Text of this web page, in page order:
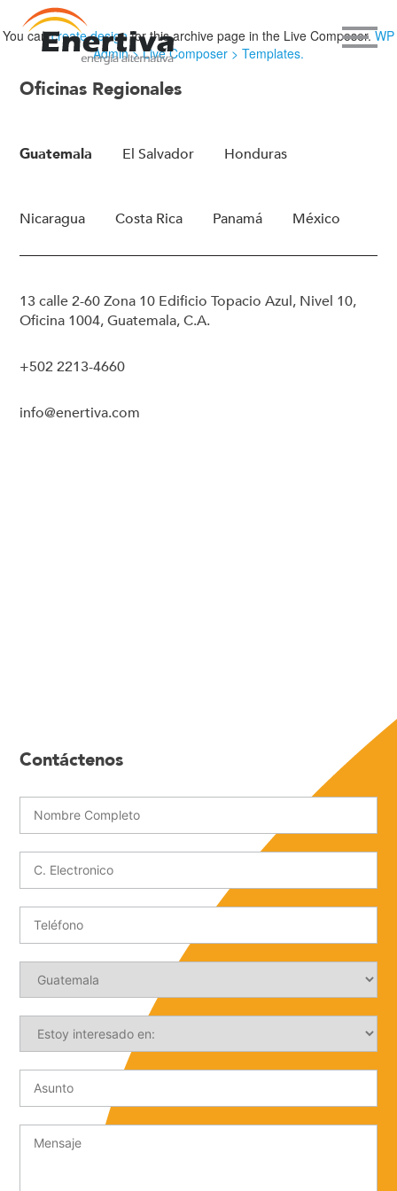
You cancreate designfor this archive page in the Live Composer.WP
Admin > Live Composer > Templates.
Oficinas Regionales
Guatemala El Salvador Honduras
Nicaragua Costa Rica Panamá México
13 calle 2-60 Zona 10 Edificio Topacio Azul, Nivel 10,
Oficina 1004, Guatemala, C.A.
+502 2213-4660
info@enertiva.com
Contáctenos